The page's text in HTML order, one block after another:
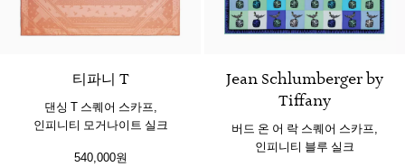
3 색상
티파니 T
댄싱 T 스퀘어 스카프,
인피니티 모거나이트 실크
540,000원
Jean Schlumberger by
Tiffany
버드 온 어 락 스퀘어 스카프,
인피니티 블루 실크